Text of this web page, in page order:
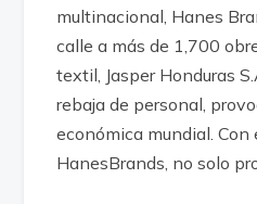
multinacional, Hanes
calle a más de 1,700
textil, Jasper Honduras
rebaja de personal,
económica mundial. Con
HanesBrands, no solo